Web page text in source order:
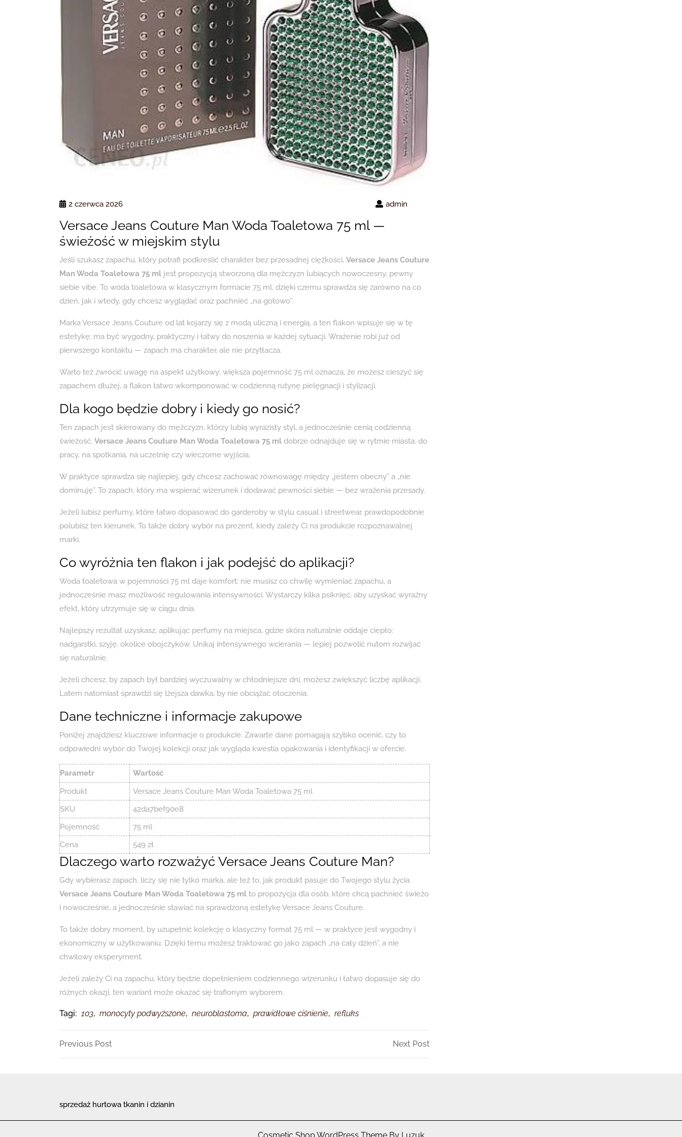
2 czerwca 2026 admin
Versace Jeans Couture Man Woda Toaletowa 75 ml —
świeżość w miejskim stylu
Jeśli szukasz zapachu, który potrafi podkreślić charakter bez przesadnej ciężkości, Versace Jeans Couture
Man Woda Toaletowa 75 ml jest propozycją stworzoną dla mężczyzn lubiących nowoczesny, pewny
siebie vibe. To woda toaletowa w klasycznym formacie 75 ml, dzięki czemu sprawdza się zarówno na co
dzień, jak i wtedy, gdy chcesz wyglądać oraz pachnieć „na gotowo”.
Marka Versace Jeans Couture od lat kojarzy się z modą uliczną i energią, a ten flakon wpisuje się w tę
estetykę: ma być wygodny, praktyczny i łatwy do noszenia w każdej sytuacji. Wrażenie robi już od
pierwszego kontaktu — zapach ma charakter, ale nie przytłacza.
Warto też zwrócić uwagę na aspekt użytkowy: większa pojemność 75 ml oznacza, że możesz cieszyć się
zapachem dłużej, a flakon łatwo wkomponować w codzienną rutynę pielęgnacji i stylizacji.
Dla kogo będzie dobry i kiedy go nosić?
Ten zapach jest skierowany do mężczyzn, którzy lubią wyrazisty styl, a jednocześnie cenią codzienną
świeżość. Versace Jeans Couture Man Woda Toaletowa 75 ml dobrze odnajduje się w rytmie miasta: do
pracy, na spotkania, na uczelnię czy wieczorne wyjścia.
W praktyce sprawdza się najlepiej, gdy chcesz zachować równowagę między „jestem obecny” a „nie
dominuję”. To zapach, który ma wspierać wizerunek i dodawać pewności siebie — bez wrażenia przesady.
Jeżeli lubisz perfumy, które łatwo dopasować do garderoby w stylu casual i streetwear, prawdopodobnie
polubisz ten kierunek. To także dobry wybór na prezent, kiedy zależy Ci na produkcie rozpoznawalnej
marki.
Co wyróżnia ten flakon i jak podejść do aplikacji?
Woda toaletowa w pojemności 75 ml daje komfort: nie musisz co chwilę wymieniać zapachu, a
jednocześnie masz możliwość regulowania intensywności. Wystarczy kilka psiknięć, aby uzyskać wyraźny
efekt, który utrzymuje się w ciągu dnia.
Najlepszy rezultat uzyskasz, aplikując perfumy na miejsca, gdzie skóra naturalnie oddaje ciepło:
nadgarstki, szyję, okolice obojczyków. Unikaj intensywnego wcierania — lepiej pozwolić nutom rozwijać
się naturalnie.
Jeżeli chcesz, by zapach był bardziej wyczuwalny w chłodniejsze dni, możesz zwiększyć liczbę aplikacji.
Latem natomiast sprawdzi się lżejsza dawka, by nie obciążać otoczenia.
Dane techniczne i informacje zakupowe
Poniżej znajdziesz kluczowe informacje o produkcie. Zawarte dane pomagają szybko ocenić, czy to
odpowiedni wybór do Twojej kolekcji oraz jak wygląda kwestia opakowania i identyfikacji w ofercie.
Parametr
Wartość
Produkt
Versace Jeans Couture Man Woda Toaletowa 75 ml
SKU
42da7bef90e8
Pojemność
75 ml
Cena
549 zł
Dlaczego warto rozważyć Versace Jeans Couture Man?
Gdy wybierasz zapach, liczy się nie tylko marka, ale też to, jak produkt pasuje do Twojego stylu życia.
Versace Jeans Couture Man Woda Toaletowa 75 ml to propozycja dla osób, które chcą pachnieć świeżo
i nowocześnie, a jednocześnie stawiać na sprawdzoną estetykę Versace Jeans Couture.
To także dobry moment, by uzupełnić kolekcję o klasyczny format 75 ml — w praktyce jest wygodny i
ekonomiczny w użytkowaniu. Dzięki temu możesz traktować go jako zapach „na cały dzień”, a nie
chwilowy eksperyment.
Jeżeli zależy Ci na zapachu, który będzie dopełnieniem codziennego wizerunku i łatwo dopasuje się do
różnych okazji, ten wariant może okazać się trafionym wyborem.
Tagi: 103, monocyty podwyższone, neuroblastoma, prawidłowe ciśnienie, refluks
Nawigacja
Previous
Previous Post Next Post
sprzedaż hurtowa tkanin i dzianin